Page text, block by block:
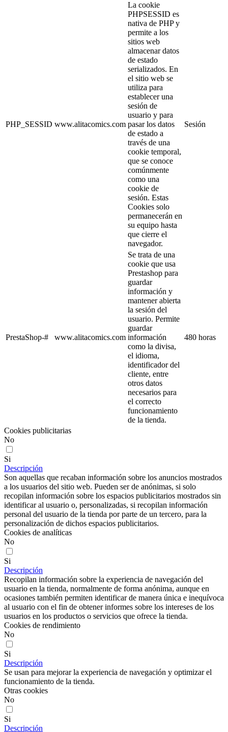
PHP_SESSID www.alitacomics.com
La cookie
PHPSESSID es
nativa de PHP y
permite a los
sitios web
almacenar datos
de estado
serializados. En
el sitio web se
utiliza para
establecer una
sesión de
usuario y para
pasar los datos
de estado a
través de una
cookie temporal,
que se conoce
comúnmente
como una
cookie de
sesión. Estas
Cookies solo
permanecerán en
su equipo hasta
que cierre el
navegador.
Sesión
PrestaShop-# www.alitacomics.com
Se trata de una
cookie que usa
Prestashop para
guardar
información y
mantener abierta
la sesión del
usuario. Permite
guardar
información
como la divisa,
el idioma,
identificador del
cliente, entre
otros datos
necesarios para
el correcto
funcionamiento
de la tienda.
480 horas
Cookies publicitarias
No
Si
Descripción
Son aquellas que recaban información sobre los anuncios mostrados
a los usuarios del sitio web. Pueden ser de anónimas, si solo
recopilan información sobre los espacios publicitarios mostrados sin
identificar al usuario o, personalizadas, si recopilan información
personal del usuario de la tienda por parte de un tercero, para la
personalización de dichos espacios publicitarios.
Cookies de analíticas
No
Si
Descripción
Recopilan información sobre la experiencia de navegación del
usuario en la tienda, normalmente de forma anónima, aunque en
ocasiones también permiten identificar de manera única e inequívoca
al usuario con el fin de obtener informes sobre los intereses de los
usuarios en los productos o servicios que ofrece la tienda.
Cookies de rendimiento
No
Si
Descripción
Se usan para mejorar la experiencia de navegación y optimizar el
funcionamiento de la tienda.
Otras cookies
No
Si
Descripción